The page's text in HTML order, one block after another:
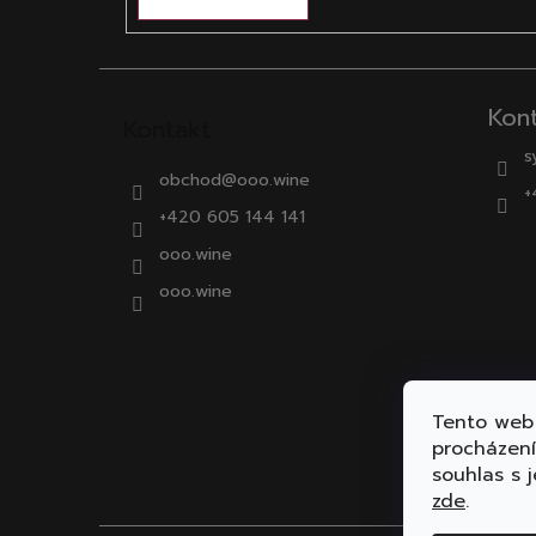
Tento
souhlas s
zde.
obchod@ooo.wine
+420 605 144 141
ooo.wine
ooo.wine